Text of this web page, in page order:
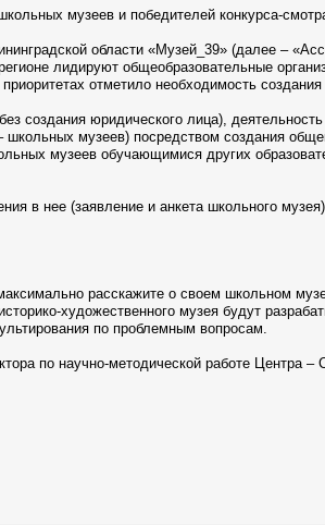
музеев и победителей конкурса-
области «Музей_39» (далее –
лидируют общеобразовательные
отметило необходимость
создания юридического лица),
музеев) посредством создания
музеев обучающимися других
в нее (заявление и анкета школьного
расскажите о своем школьном
художественного музея будут
по проблемным вопросам.
по научно-методической работе